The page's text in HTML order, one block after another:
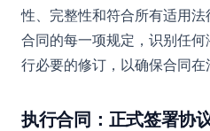
性、完整性和符合所有适用
合同的每一项规定，识别任
行必要的修订，以确保合同在
执行合同：正式签署协